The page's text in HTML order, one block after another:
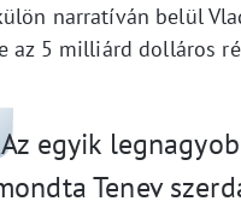
narratíván belül
az 5 milliárd dolláros
egyik
Tenev